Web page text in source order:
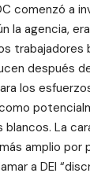
comenzó a
la agencia,
trabajadores
después
los
como
La
amplio por
a DEI